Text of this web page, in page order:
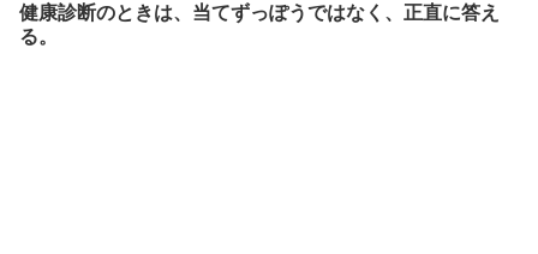
健康診断のときは、当てずっぽうではなく、正直に答え
る。